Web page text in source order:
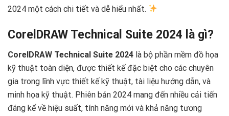
2024 một cách chi tiết và dễ hiểu nhất.
CorelDRAW Technical Suite 2024 là gì?
CorelDRAW Technical Suite 2024 là bộ phần mềm đồ họa
kỹ thuật toàn diện, được thiết kế đặc biệt cho các chuyên
gia trong lĩnh vực thiết kế kỹ thuật, tài liệu hướng dẫn, và
minh họa kỹ thuật. Phiên bản 2024 mang đến nhiều cải tiến
đáng kể về hiệu suất, tính năng mới và khả năng tương